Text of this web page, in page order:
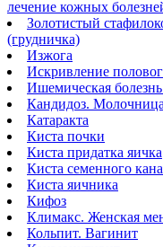
лечение кожных
Золотистый
(грудничка)
Изжога
Искривление
Ишемическая
Кандидоз. Молочница
Катаракта
Киста почки
Киста придатка яичка
Киста семенного
Киста яичника
Кифоз
Климакс. Женская
Кольпит. Вагинит